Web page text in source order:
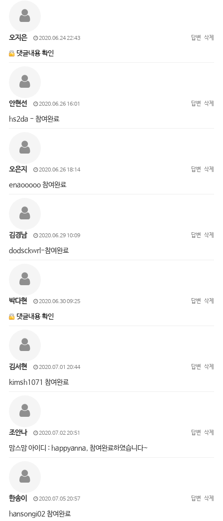
오지은 2020.06.24 22:43 답변 삭제
댓글내용 확인
안현선 2020.06.26 16:01 답변 삭제
hs2da - 참여완료
오은지 2020.06.26 18:14 답변 삭제
enaooooo 참여완료
김경남 2020.06.29 10:09 답변 삭제
dodsckwrl-참여완료
박다현 2020.06.30 09:25 답변 삭제
댓글내용 확인
김서현 2020.07.01 20:44 답변 삭제
kimsh1071 참여완료
조안나 2020.07.02 20:51 답변 삭제
맘스맘 아이디 : happyanna, 참여완료하였습니다~
한송이 2020.07.05 20:57 답변 삭제
hansongi02 참여완료